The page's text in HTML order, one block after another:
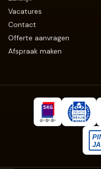
Vacatures
Contact
Offerte aanvragen
Afspraak maken